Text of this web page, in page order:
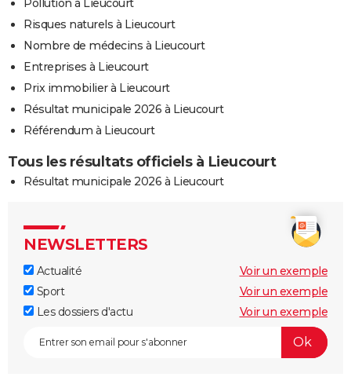
Risques naturels à Lieucourt
Nombre de médecins à Lieucourt
Entreprises à Lieucourt
Prix immobilier à Lieucourt
Résultat municipale 2026 à Lieucourt
Référendum à Lieucourt
Tous les résultats officiels à Lieucourt
Résultat municipale 2026 à Lieucourt
NEWSLETTERS
Actualité
Voir un exemple
Sport
Voir un exemple
Les dossiers d'actu
Voir un exemple